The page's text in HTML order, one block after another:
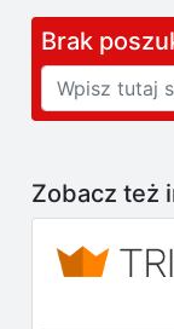
Brak
Zobacz też